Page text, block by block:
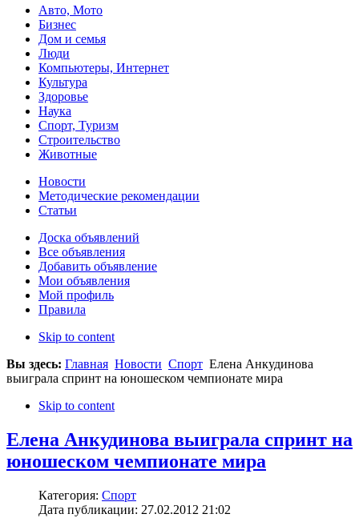
Авто, Мото
Бизнес
Дом и семья
Люди
Компьютеры, Интернет
Культура
Здоровье
Наука
Спорт, Туризм
Строительство
Животные
Новости
Методические рекомендации
Статьи
Доска объявлений
Все объявления
Добавить объявление
Мои объявления
Мой профиль
Правила
Skip to content
Вы здесь: Главная Новости Спорт Елена Анкудинова
выиграла спринт на юношеском чемпионате мира
Skip to content
Елена Анкудинова выиграла спринт на
юношеском чемпионате мира
Категория: Спорт
Дата публикации: 27.02.2012 21:02